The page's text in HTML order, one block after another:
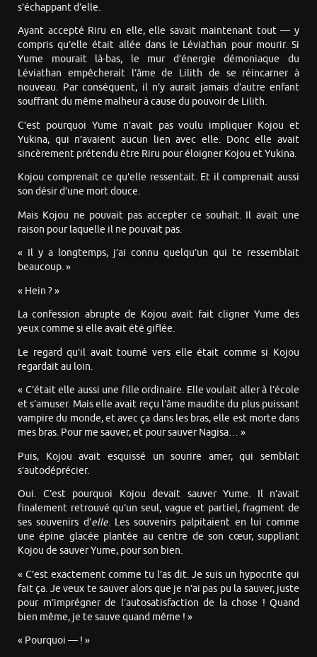
s’échappant d’elle.
Ayant accepté Riru en elle, elle savait maintenant tout — y
compris qu’elle était allée dans le Léviathan pour mourir. Si
Yume mourait là-bas, le mur d’énergie démoniaque du
Léviathan empêcherait l’âme de Lilith de se réincarner à
nouveau. Par conséquent, il n’y aurait jamais d’autre enfant
souffrant du même malheur à cause du pouvoir de Lilith.
C’est pourquoi Yume n’avait pas voulu impliquer Kojou et
Yukina, qui n’avaient aucun lien avec elle. Donc elle avait
sincèrement prétendu être Riru pour éloigner Kojou et Yukina.
Kojou comprenait ce qu’elle ressentait. Et il comprenait aussi
son désir d’une mort douce.
Mais Kojou ne pouvait pas accepter ce souhait. Il avait une
raison pour laquelle il ne pouvait pas.
« Il y a longtemps, j’ai connu quelqu’un qui te ressemblait
beaucoup. »
« Hein ? »
La confession abrupte de Kojou avait fait cligner Yume des
yeux comme si elle avait été giflée.
Le regard qu’il avait tourné vers elle était comme si Kojou
regardait au loin.
« C’était elle aussi une fille ordinaire. Elle voulait aller à l’école
et s’amuser. Mais elle avait reçu l’âme maudite du plus puissant
vampire du monde, et avec ça dans les bras, elle est morte dans
mes bras. Pour me sauver, et pour sauver Nagisa… »
Puis, Kojou avait esquissé un sourire amer, qui semblait
s’autodéprécier.
Oui. C’est pourquoi Kojou devait sauver Yume. Il n’avait
finalement retrouvé qu’un seul, vague et partiel, fragment de
ses souvenirs d’elle. Les souvenirs palpitaient en lui comme
une épine glacée plantée au centre de son cœur, suppliant
Kojou de sauver Yume, pour son bien.
« C’est exactement comme tu l’as dit. Je suis un hypocrite qui
fait ça. Je veux te sauver alors que je n’ai pas pu la sauver, juste
pour m’imprégner de l’autosatisfaction de la chose ! Quand
bien même, je te sauve quand même ! »
« Pourquoi — ! »